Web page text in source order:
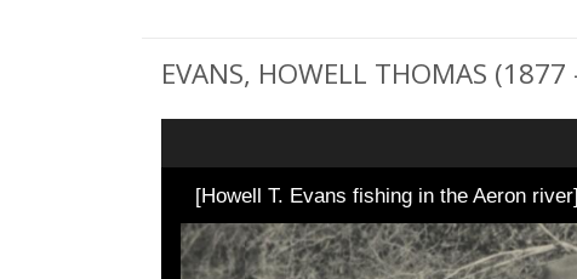
EVANS, HOWELL THOMAS
[Howell T. Evans fishing in the Aeron river]